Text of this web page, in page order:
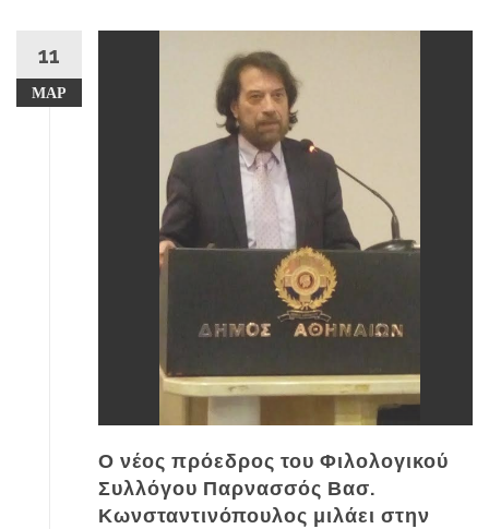
11
ΜΑΡ
Ο νέος πρόεδρος του Φιλολογικού
Συλλόγου Παρνασσός Βασ.
Κωνσταντινόπουλος μιλάει στην